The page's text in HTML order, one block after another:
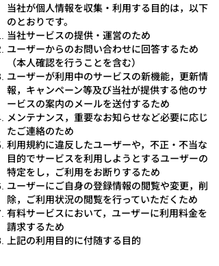
当社が個人情報を収集・利用する目的は，以下
のとおりです。
当社サービスの提供・運営のため
ユーザーからのお問い合わせに回答するため
（本人確認を行うことを含む）
ユーザーが利用中のサービスの新機能，更新情
報，キャンペーン等及び当社が提供する他のサ
ービスの案内のメールを送付するため
メンテナンス，重要なお知らせなど必要に応じ
たご連絡のため
利用規約に違反したユーザーや，不正・不当な
目的でサービスを利用しようとするユーザーの
特定をし，ご利用をお断りするため
ユーザーにご自身の登録情報の閲覧や変更，削
除，ご利用状況の閲覧を行っていただくため
有料サービスにおいて，ユーザーに利用料金を
請求するため
上記の利用目的に付随する目的